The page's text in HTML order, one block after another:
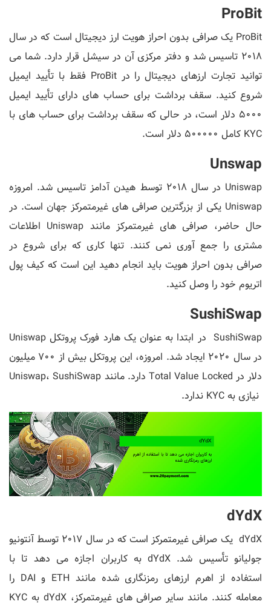
ProBit
ProBit یک صرافی بدون احراز هویت ارز دیجیتال است که در سال
2018 تاسیس شد و دفتر مرکزی آن در سیشل قرار دارد. شما می
توانید تجارت ارزهای دیجیتال را در ProBit فقط با تأیید ایمیل
شروع کنید. سقف برداشت برای حساب های دارای تأیید ایمیل
5000 دلار است، در حالی که سقف برداشت برای حساب های با
KYC کامل 500000 دلار است.
Unswap
Uniswap در سال 2018 توسط هیدن آدامز تاسیس شد. امروزه
Uniswap یکی از بزرگترین صرافی های غیرمتمرکز جهان است. در
حال حاضر، صرافی های غیرمتمرکز مانند Uniswap اطلاعات
مشتری را جمع آوری نمی کنند. تنها کاری که برای شروع در
صرافی بدون احراز هویت باید انجام دهید این است که کیف پول
اتریوم خود را وصل کنید.
SushiSwap
SushiSwap در ابتدا به عنوان یک هارد فورک پروتکل Uniswap
در سال 2020 ایجاد شد. امروزه، این پروتکل بیش از 700 میلیون
دلار در Total Value Locked دارد. مانند Uniswap، SushiSwap
نیازی به KYC ندارد.
dYdX
dYdX یک صرافی غیرمتمرکز است که در سال 2017 توسط آنتونیو
جولیانو تأسیس شد. dYdX به کاربران اجازه می دهد تا با
استفاده از اهرم ارزهای رمزنگاری شده مانند ETH و DAI را
معامله کنند. مانند سایر صرافی های غیرمتمرکز، dYdX به KYC